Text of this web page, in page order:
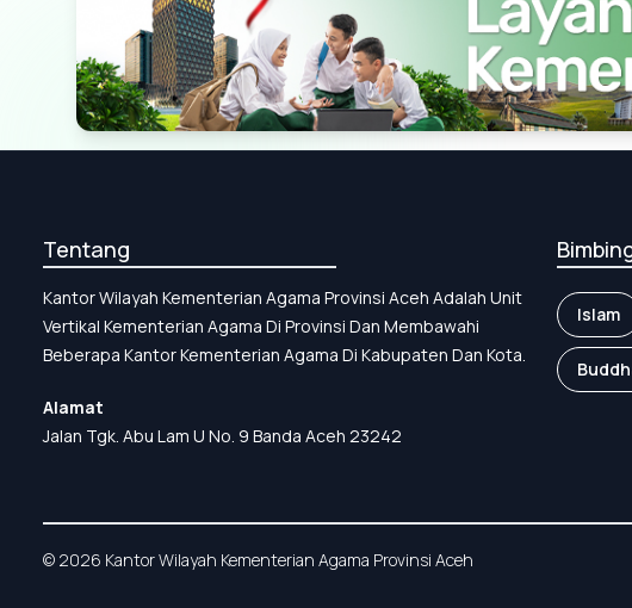
Tentang
Kantor Wilayah Kementerian Agama Provinsi Aceh Adalah Unit
Vertikal Kementerian Agama Di Provinsi Dan Membawahi
Beberapa Kantor Kementerian Agama Di Kabupaten Dan Kota.
Alamat
Jalan Tgk. Abu Lam U No. 9 Banda Aceh 23242
Islam
© 2026 Kantor Wilayah Kementerian Agama Provinsi Aceh